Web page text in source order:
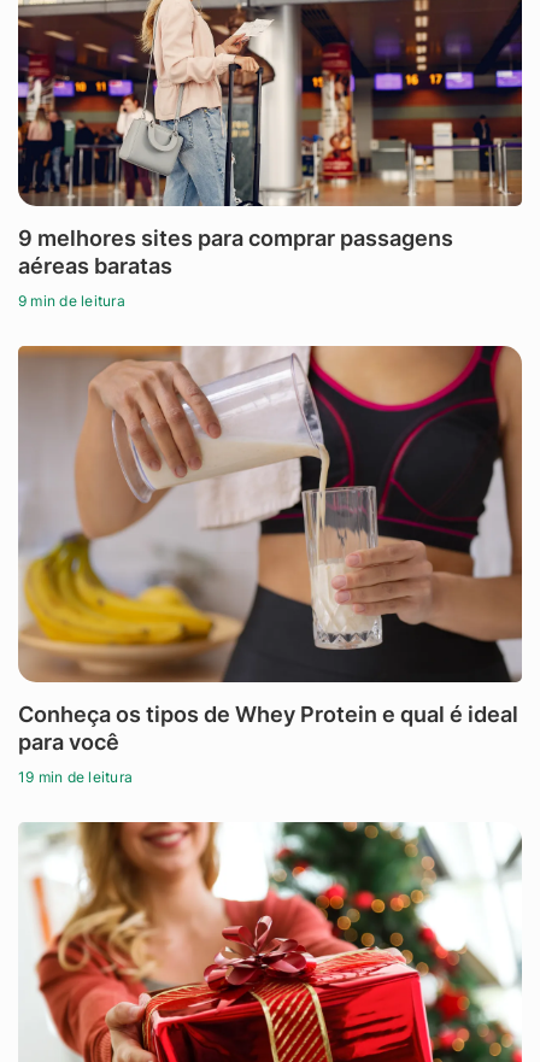
9 melhores sites para comprar passagens
aéreas baratas
9 min de leitura
Conheça os tipos de Whey Protein e qual é ideal
para você
19 min de leitura